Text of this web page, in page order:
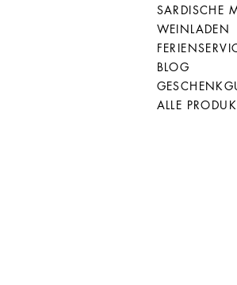
SARDISCHE
WEINLADEN
BLOG
ALLE